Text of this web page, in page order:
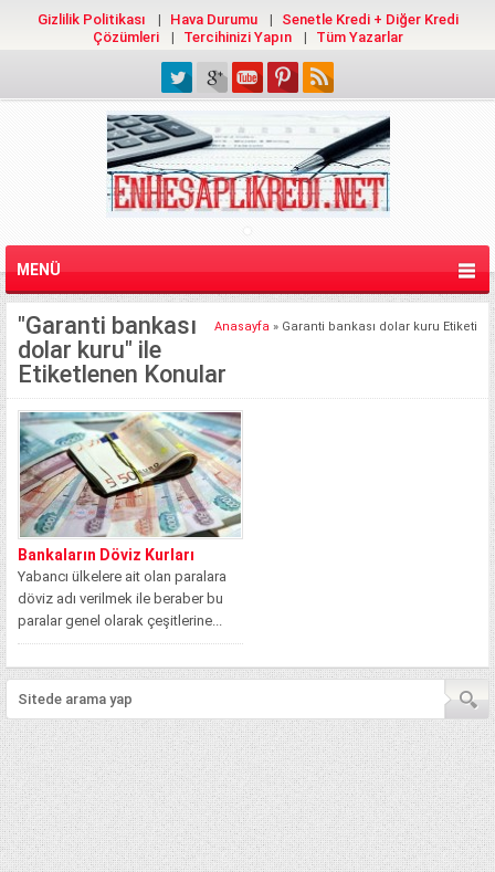
Gizlilik Politikası Hava Durumu
Senetle Kredi + Diğer Kredi
Çözümleri
Tercihinizi Yapın Tüm Yazarlar
MENÜ
Anasayfa » Garanti bankası dolar kuru Etiketi
"Garanti bankası
dolar kuru" ile
Etiketlenen Konular
Bankaların Döviz Kurları
Yabancı ülkelere ait olan paralara
döviz adı verilmek ile beraber bu
paralar genel olarak çeşitlerine...